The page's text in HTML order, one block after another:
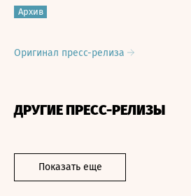
Архив
Оригинал пресс-релиза
ДРУГИЕ ПРЕСС-РЕЛИЗЫ
Показать еще